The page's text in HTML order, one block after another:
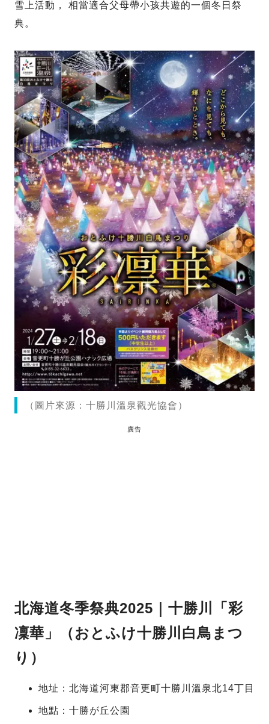
雪上活動， 相當適合父母帶小孩共遊的一個冬日祭
典。
（圖片來源：十勝川溫泉觀光協會）
廣告
北海道冬季祭典2025｜十勝川「彩
凜華」（おとふけ十勝川白鳥まつ
り）
地址：北海道河東郡音更町十勝川溫泉北14丁目
地點：十勝が丘公園